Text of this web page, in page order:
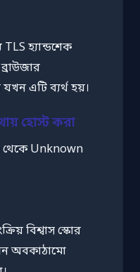
হ্যান্ডশেক
এটি ব্যর্থ হয়।
হোস্ট করা
Unknown
বিশ্বাস স্কোর
অবকাঠামো